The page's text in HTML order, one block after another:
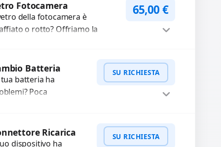
Fotocamera
della fotocamera è
o rotto? Offriamo la
65,00€
Batteria
tua batteria ha
Poca
esauriti?
la...
SU RICHIESTA
WhatsApp
Ricarica
dispositivo ha
SU RICHIESTA